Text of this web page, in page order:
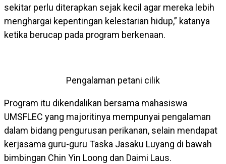
sekitar perlu diterapkan sejak kecil agar mereka lebih
menghargai kepentingan kelestarian hidup,” katanya
ketika berucap pada program berkenaan.
Pengalaman petani cilik
Program itu dikendalikan bersama mahasiswa
UMSFLEC yang majoritinya mempunyai pengalaman
dalam bidang pengurusan perikanan, selain mendapat
kerjasama guru-guru Taska Jasaku Luyang di bawah
bimbingan Chin Yin Loong dan Daimi Laus.